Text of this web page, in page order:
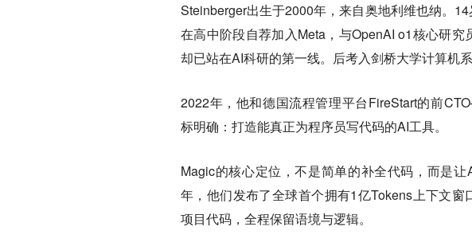
Steinberger出生于2000年，来自奥地利维也纳。
在高中阶段自荐加入Meta，与OpenAI o1核心研究
却已站在AI科研的第一线。后考入剑桥大学计算机
2022年，他和德国流程管理平台FireStart的前
标明确：打造能真正为程序员写代码的AI工具。
Magic的核心定位，不是简单的补全代码，而是
年，他们发布了全球首个拥有1亿Tokens上下文
项目代码，全程保留语境与逻辑。